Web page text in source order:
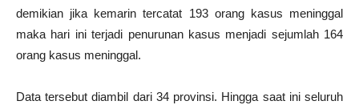
demikian jika kemarin tercatat 193 orang kasus meninggal
maka hari ini terjadi penurunan kasus menjadi sejumlah 164
orang kasus meninggal.
Data tersebut diambil dari 34 provinsi. Hingga saat ini seluruh